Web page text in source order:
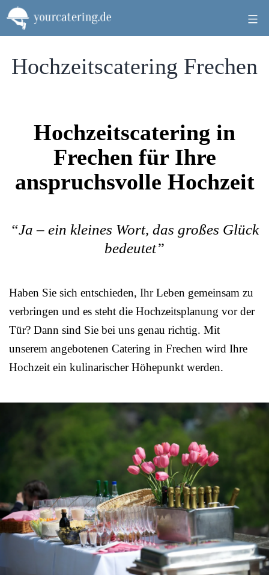
Zum
Inhalt
springen
Hochzeitscatering Frechen
Hochzeitscatering in
Frechen für Ihre
anspruchsvolle Hochzeit
“Ja – ein kleines Wort, das großes Glück
bedeutet”
Haben Sie sich entschieden, Ihr Leben gemeinsam zu
verbringen und es steht die Hochzeitsplanung vor der
Tür? Dann sind Sie bei uns genau richtig. Mit
unserem angebotenen Catering in Frechen wird Ihre
Hochzeit ein kulinarischer Höhepunkt werden.